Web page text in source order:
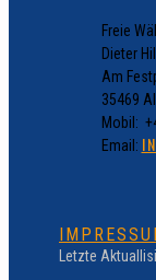
Freie
Dieter
Am
35469
Mobil:
Email:
Letzte